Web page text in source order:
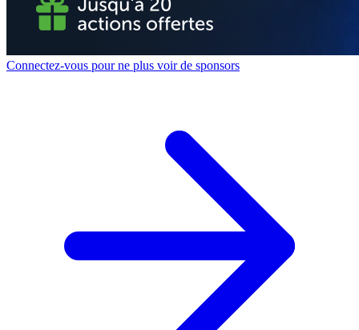
Connectez-vous pour ne plus voir de sponsors